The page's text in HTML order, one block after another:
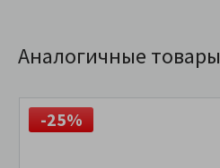
Аналогичные товары
-25%